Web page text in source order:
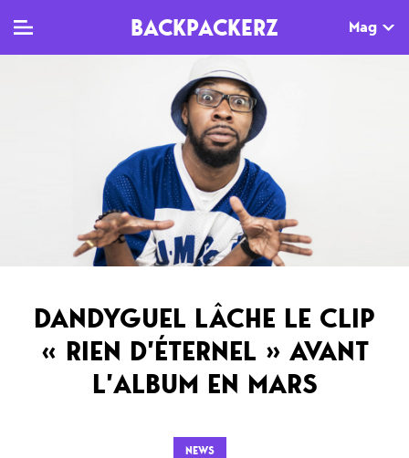
BACKPACKERZ Mag
Documentaires
MAG
Dossiers
Tops
Interviews
Sorties
Newsletter
DANDYGUEL LÂCHE LE CLIP
« RIEN D’ÉTERNEL » AVANT
L’ALBUM EN MARS
NEWS